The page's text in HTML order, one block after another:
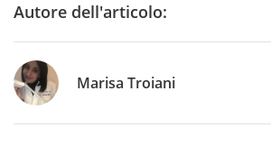
Autore dell'articolo:
Marisa Troiani